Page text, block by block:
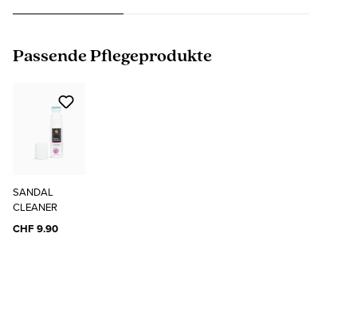
Produktgalerie überspringen
Passende Pflegeprodukte
SANDAL
CLEANER
CHF 9.90